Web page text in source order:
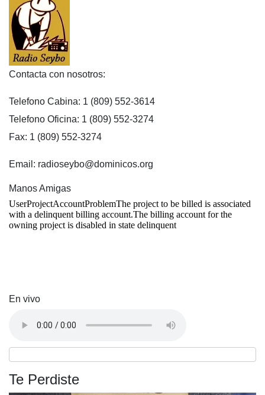
Contacta con nosotros:
Telefono Cabina: 1 (809) 552-3614
Telefono Oficina: 1 (809) 552-3274
Fax: 1 (809) 552-3274
Email: radioseybo@dominicos.org
Manos Amigas
En vivo
Te Perdiste